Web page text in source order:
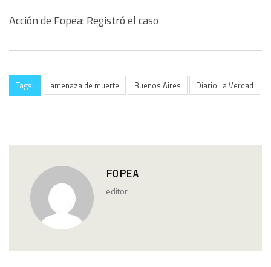
Acción de Fopea: Registró el caso
Tags: amenaza de muerte Buenos Aires Diario La Verdad
FOPEA
editor